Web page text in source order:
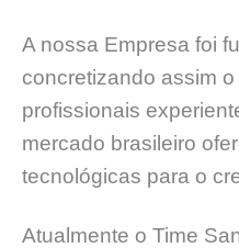
A nossa Empresa foi
concretizando assim
profissionais
mercado brasileiro
tecnológicas para o
Atualmente o Time